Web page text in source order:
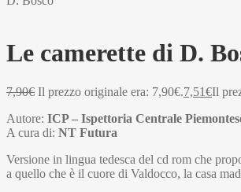
Le camerette di D.
7,90€ Il prezzo originale era: 7,90€.7,51€Il
Autore: ICP – Ispettoria Centrale
A cura di: NT Futura
Versione in lingua tedesca del cd rom che
a quello che è il cuore di Valdocco, la casa